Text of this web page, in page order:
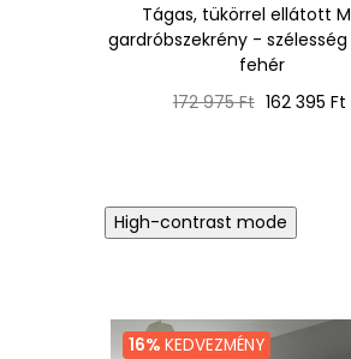
Tágas, tükörrel ellátott
gardróbszekrény - szélesség
fehér
Normál
172 975 Ft Ár
162 395 Ft
High-contrast mode
16% KEDVEZMÉNY